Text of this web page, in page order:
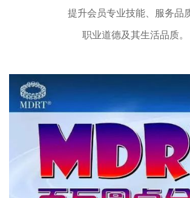
提升会员专业技能、服务品
职业道德及其生活品质。